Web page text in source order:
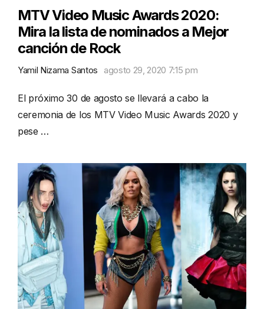
MTV Video Music Awards 2020:
Mira la lista de nominados a Mejor
canción de Rock
Yamil Nizama Santos agosto 29, 2020 7:15 pm
El próximo 30 de agosto se llevará a cabo la
ceremonia de los MTV Video Music Awards 2020 y
pese …